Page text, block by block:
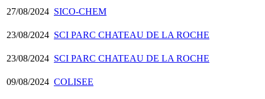
27/08/2024 SICO-CHEM
23/08/2024 SCI PARC CHATEAU DE LA ROCHE
23/08/2024 SCI PARC CHATEAU DE LA ROCHE
09/08/2024 COLISEE